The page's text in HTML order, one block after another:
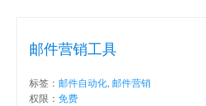
邮件营销工具
标签： 邮件自动化, 邮件营销
权限： 免费